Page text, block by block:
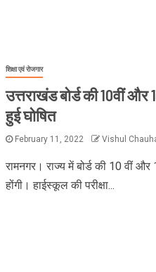
शिक्षा एवं रोजगार
उत्तराखंड बोर्ड की 10वीं और
हुई घोषित
February 11, 2022 Vishul
रामनगर। राज्य में बोर्ड की 10 वीं और
होंगी। हाईस्कूल की परीक्षा...